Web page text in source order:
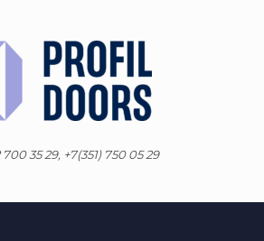
700 35 29, +7(351) 750 05 29